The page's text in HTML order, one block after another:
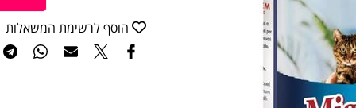
הוסף לרשימת המשאלות